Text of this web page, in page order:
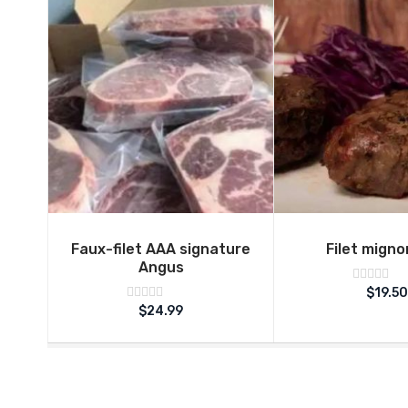
Faux-filet AAA signature
Angus
Note
sur
$24.99
Filet
Note
sur
$19.50